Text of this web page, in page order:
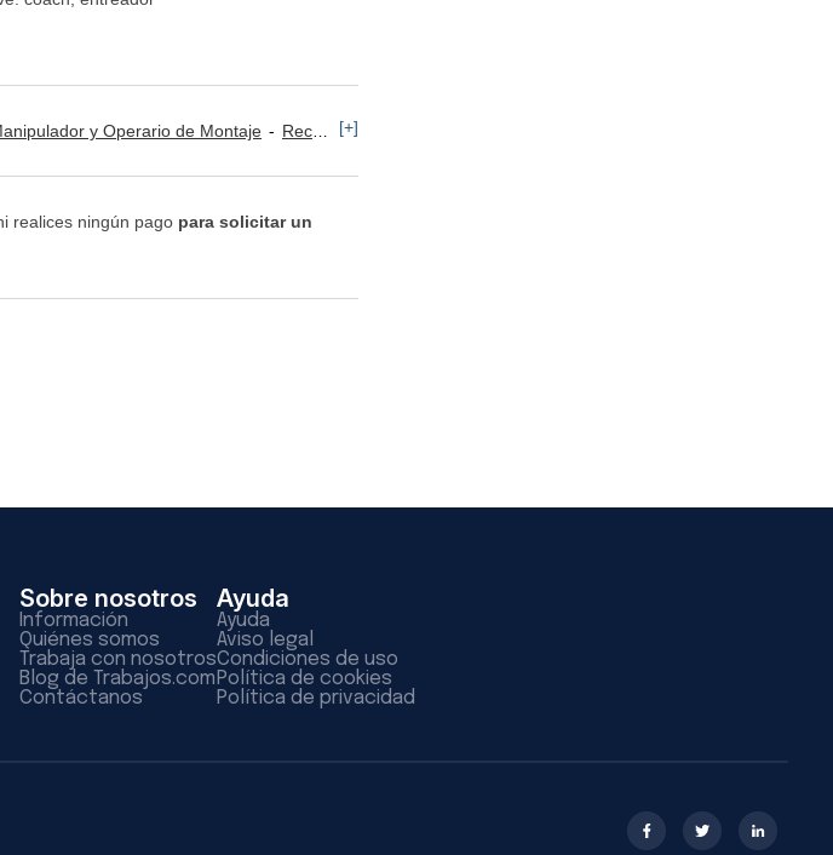
y Operario de Montaje Recursos Humanos: Selección de Personal [+]
realices ningún pago para solicitar un
Sobre nosotros
Información
Quiénes somos
Trabaja con nosotros
Blog de Trabajos.com
Contáctanos
Ayuda
Ayuda
Aviso legal
Condiciones de uso
Política de cookies
Política de privacidad